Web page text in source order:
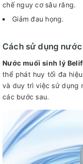
chế nguy cơ sâu răng.
Giảm đau họng.
Cách sử dụng
Nước muối sinh lý
thể phát huy tối đa
và duy trì việc sử dụng
các bước sau.